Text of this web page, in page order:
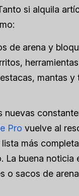
si alquila
de arena y
mantas
nuevas
Pro vuelve al
más
La buena
o sacos de